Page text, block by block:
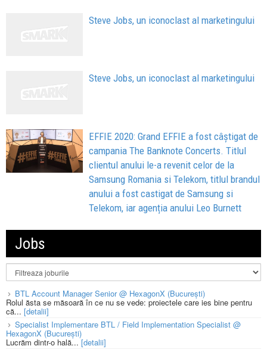
Steve Jobs, un iconoclast al marketingului
Steve Jobs, un iconoclast al marketingului
EFFIE 2020: Grand EFFIE a fost câştigat de
campania The Banknote Concerts. Titlul
clientul anului le-a revenit celor de la
Samsung Romania si Telekom, titlul brandul
anului a fost castigat de Samsung si
Telekom, iar agenția anului Leo Burnett
Jobs
BTL Account Manager Senior @ HexagonX (București)
Rolul ăsta se măsoară în ce nu se vede: proiectele care ies bine pentru
că... [detalii]
Specialist Implementare BTL / Field Implementation Specialist @
HexagonX (București)
Lucrăm dintr-o hală... [detalii]